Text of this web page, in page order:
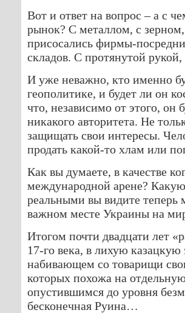
Вот и ответ на вопрос – а с
рынок? С металлом, с
присосались фирмы-
складов. С протянутой
И уже неважно, кто именно
геополитике, и будет ли он
что, независимо от этого, он
никакого авторитета. Не
защищать свои интересы.
продать какой-то хлам или
Как вы думаете, в качестве
международной арене? Какую
реальными вы видите теперь
важном месте Украины на
Итогом почти двадцати лет
17-го века, в лихую
набивающем со товарищи
которых похожа на
опустившимся до уровня
бесконечная Руина…